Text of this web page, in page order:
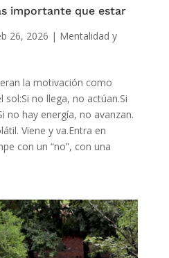
importante que estar
26, 2026 | Mentalidad y
la motivación como
sol:Si no llega, no actúan.Si
no hay energía, no avanzan.
Viene y va.Entra en
con un “no”, con una